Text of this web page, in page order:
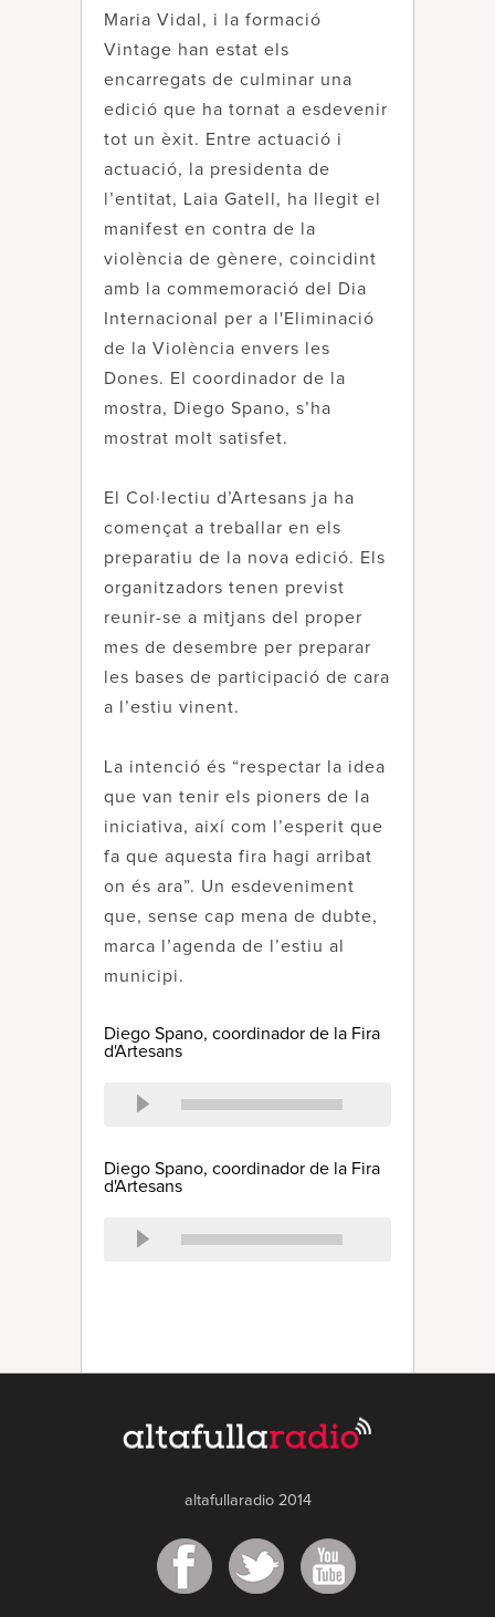
Maria Vidal, i la formació
Vintage han estat els
encarregats de culminar una
edició que ha tornat a esdevenir
tot un èxit. Entre actuació i
actuació, la presidenta de
l’entitat, Laia Gatell, ha llegit el
manifest en contra de la
violència de gènere, coincidint
amb la commemoració del Dia
Internacional per a l'Eliminació
de la Violència envers les
Dones. El coordinador de la
mostra, Diego Spano, s’ha
mostrat molt satisfet.
El Col·lectiu d’Artesans ja ha
començat a treballar en els
preparatiu de la nova edició. Els
organitzadors tenen previst
reunir-se a mitjans del proper
mes de desembre per preparar
les bases de participació de cara
a l’estiu vinent.
La intenció és “respectar la idea
que van tenir els pioners de la
iniciativa, així com l’esperit que
fa que aquesta fira hagi arribat
on és ara”. Un esdeveniment
que, sense cap mena de dubte,
marca l’agenda de l’estiu al
municipi.
Diego Spano, coordinador de la Fira
d'Artesans
Diego Spano, coordinador de la Fira
d'Artesans
altafullaradio 2014